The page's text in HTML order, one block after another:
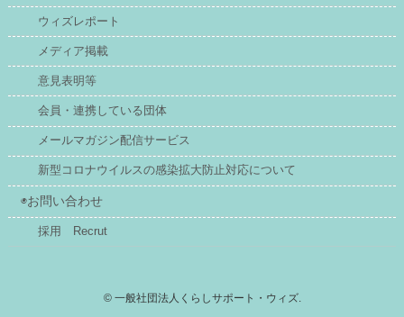
ウィズレポート
メディア掲載
意見表明等
会員・連携している団体
メールマガジン配信サービス
新型コロナウイルスの感染拡大防止対応について
◉お問い合わせ
採用 Recrut
©一般社団法人くらしサポート・ウィズ.